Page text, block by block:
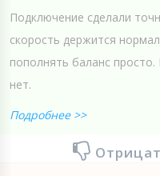
Подключение сделали
скорость держится
пополнять баланс
нет.
Подробнее >>